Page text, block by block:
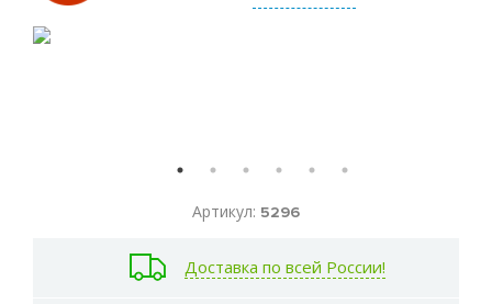
Артикул: 5296
Доставка по всей России!